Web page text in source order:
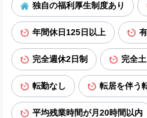
独自の福利厚生制度あり
年間休日125日以上
完全週休2日制 完全
転勤なし 転居を伴う
平均残業時間が月20時間以内